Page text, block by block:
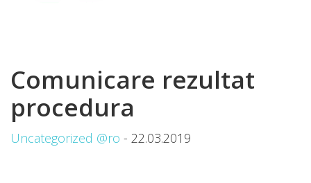
Comunicare rezultat
procedura
Uncategorized @ro - 22.03.2019